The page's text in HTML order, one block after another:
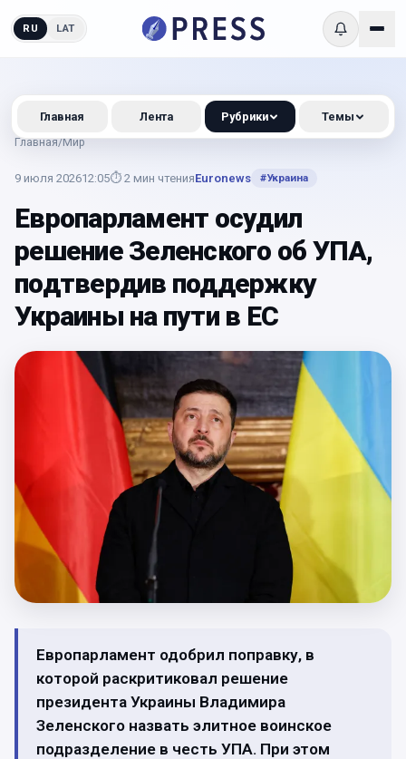
RU LAT
Главная/Мир
9 июля 202612:05⏱ 2 мин чтенияEuronews #Украина
Европарламент осудил
решение Зеленского об УПА,
подтвердив поддержку
Украины на пути в ЕС
Европарламент одобрил поправку, в
которой раскритиковал решение
президента Украины Владимира
Зеленского назвать элитное воинское
подразделение в честь УПА. При этом
Главная Лента Рубрики Темы